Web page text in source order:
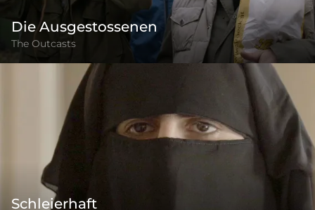
Die Ausgestossenen
The Outcasts
Schleierhaft